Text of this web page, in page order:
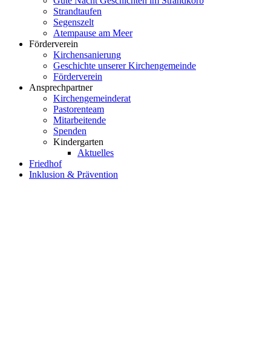
Strandtaufen
Segenszelt
Atempause am Meer
Förderverein
Kirchensanierung
Geschichte unserer Kirchengemeinde
Förderverein
Ansprechpartner
Kirchengemeinderat
Pastorenteam
Mitarbeitende
Spenden
Kindergarten
Aktuelles
Friedhof
Inklusion & Prävention